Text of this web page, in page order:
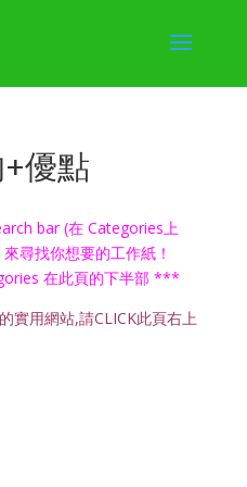
優點
bar (在 Categories上
尋找你想要的工作紙！
在此頁的下半部 ***
實用網站,請CLICK此頁右上